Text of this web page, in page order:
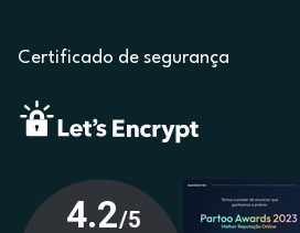
Certificado de segurança